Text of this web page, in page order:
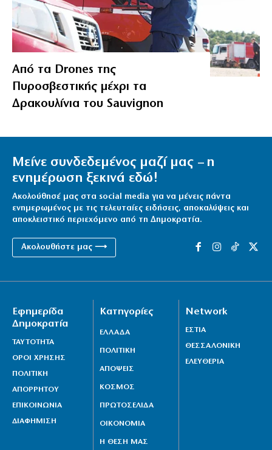
Από τα Drones της
Πυροσβεστικής μέχρι τα
Δρακουλίνια του Sauvignon
Μείνε συνδεδεμένος μαζί μας – η
ενημέρωση ξεκινά εδώ!
Ακολούθησέ μας στα social media για να μένεις πάντα
ενημερωμένος με τις τελευταίες ειδήσεις, αποκαλύψεις και
αποκλειστικό περιεχόμενο από τη Δημοκρατία.
Ακολουθήστε μας ⟶
Εφημερίδα
Δημοκρατία
ΤΑΥΤΟΤΗΤΑ
ΟΡΟΙ ΧΡΗΣΗΣ
ΠΟΛΙΤΙΚΗ
ΑΠΟΡΡΗΤΟΥ
ΕΠΙΚΟΙΝΩΝΙΑ
ΔΙΑΦΗΜΙΣΗ
Κατηγορίες
ΕΛΛΑΔΑ
ΠΟΛΙΤΙΚΗ
ΑΠΟΨΕΙΣ
ΚΟΣΜΟΣ
ΠΡΩΤΟΣΕΛΙΔΑ
ΟΙΚΟΝΟΜΙΑ
Η ΘΕΣΗ ΜΑΣ
Network
ΕΣΤΙΑ
ΘΕΣΣΑΛΟΝΙΚΗ
ΕΛΕΥΘΕΡΙΑ